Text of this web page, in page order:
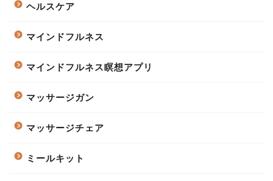
ヘルスケア
マインドフルネス
マインドフルネス瞑想アプリ
マッサージガン
マッサージチェア
ミールキット